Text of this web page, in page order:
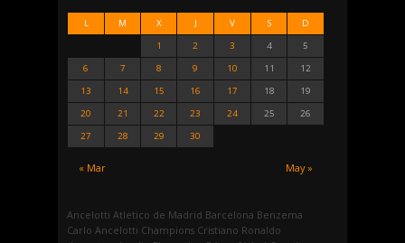
L M X J V S D
« Mar May »
1 2 3 4
5
6
7 8 9 10 11
12
13
14 15 16 17 18
19
20
21 22 23 24 25
26
27
28 29 30
Ancelotti Atletico de Madrid Barcelona Benzema
Carlo Ancelotti Champions Cristiano Ronaldo